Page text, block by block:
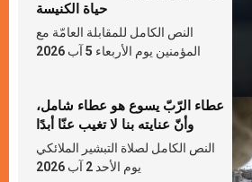
حياة الكنيسة
النص الكامل للمقابلة العامّة مع
المؤمنين يوم الأربعاء 5 آب 2026
عطاء الرّبّ يسوع هو عطاء شامل،
وأنّ عنايته بنا لا تغيب عنّا أبدًا
النص الكامل لصلاة التبشير الملائكي
يوم الأحد 2 آب 2026